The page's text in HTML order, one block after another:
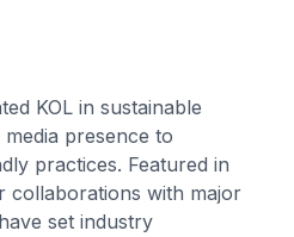
KOL in sustainable
presence to
practices. Featured in
collaborations with major
set industry